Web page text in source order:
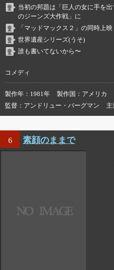
当初の邦題は「巨人の女に手を
のジーンズ大作戦」に
「マッドマックス２」の同時上映
世界遺産シリーズ(うそ)
誰も書いてないから〜
コメディ
製作年 1981年 製作国 アメリカ
監督
アンドリュー・バーグマン 主
6 素顔のままで